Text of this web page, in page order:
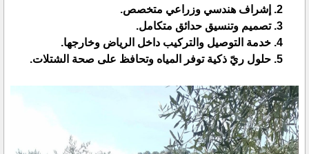
إشراف هندسي وزراعي متخصص.
تصميم وتنسيق حدائق متكامل.
خدمة التوصيل والتركيب داخل الرياض وخارجها.
حلول ريّ ذكية توفر المياه وتحافظ على صحة الشتلات.